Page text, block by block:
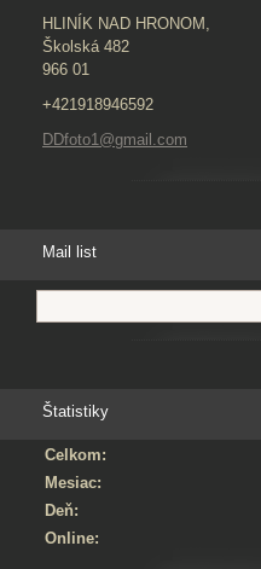
HLINÍK NAD HRONOM,
Školská 482
966 01
+421918946592
DDfoto1@gmail.com
Mail list
Štatistiky
Online:
Celkom:
Mesiac:
Deň: